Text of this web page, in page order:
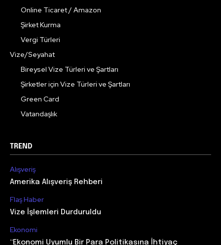
Online Ticaret / Amazon
Şirket Kurma
Vergi Türleri
Vize/Seyahat
Bireysel Vize Türleri ve Şartları
Şirketler için Vize Türleri ve Şartları
Green Card
Vatandaşlık
TREND
Alışveriş
Amerika Alışveriş Rehberi
Flaş Haber
Vize İşlemleri Durduruldu
Ekonomi
“Ekonomi Uyumlu Bir Para Politikasına İhtiyaç